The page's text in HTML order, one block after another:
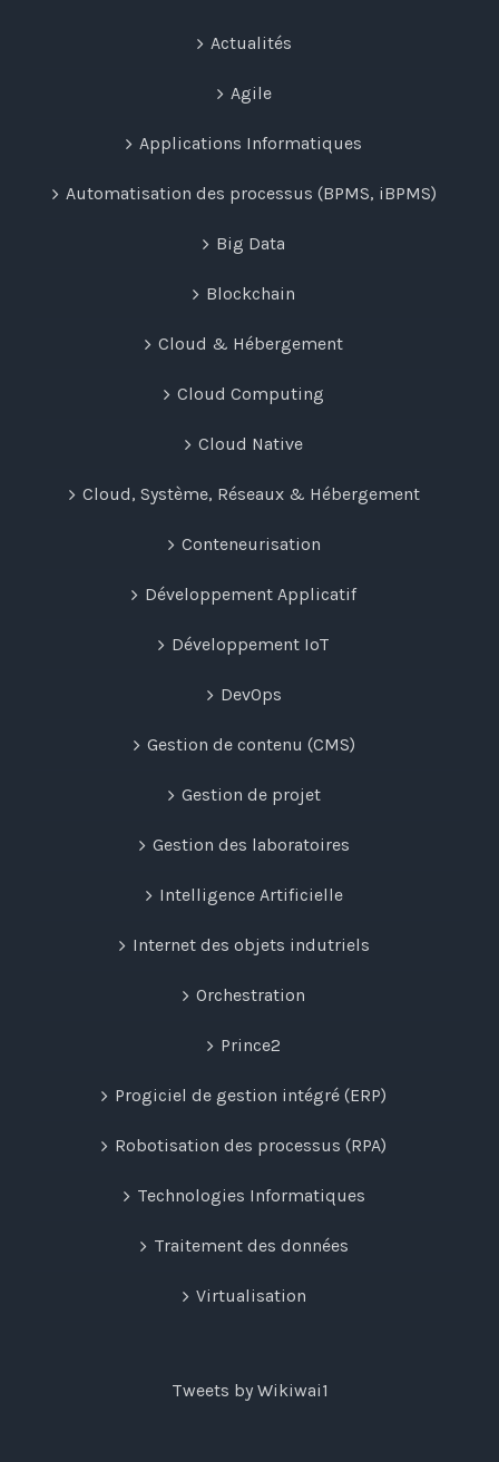
Actualités
Agile
Applications Informatiques
Automatisation des processus (BPMS, iBPMS)
Big Data
Blockchain
Cloud & Hébergement
Cloud Computing
Cloud Native
Cloud, Système, Réseaux & Hébergement
Conteneurisation
Développement Applicatif
Développement IoT
DevOps
Gestion de contenu (CMS)
Gestion de projet
Gestion des laboratoires
Intelligence Artificielle
Internet des objets indutriels
Orchestration
Prince2
Progiciel de gestion intégré (ERP)
Robotisation des processus (RPA)
Technologies Informatiques
Traitement des données
Virtualisation
Tweets by Wikiwai1